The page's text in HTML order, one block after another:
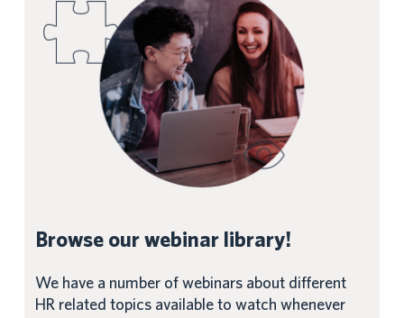
Browse our webinar library!
We have a number of webinars about different
HR related topics available to watch whenever